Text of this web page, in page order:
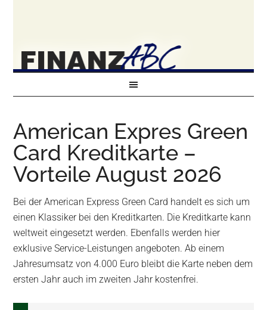
American Expres Green
Card Kreditkarte –
Vorteile August 2026
Bei der American Express Green Card handelt es sich um
einen Klassiker bei den Kreditkarten. Die Kreditkarte kann
weltweit eingesetzt werden. Ebenfalls werden hier
exklusive Service-Leistungen angeboten. Ab einem
Jahresumsatz von 4.000 Euro bleibt die Karte neben dem
ersten Jahr auch im zweiten Jahr kostenfrei.